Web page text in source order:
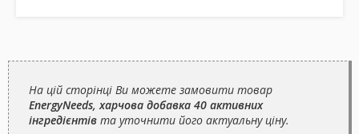
На цій сторінці Ви можете замовити товар
EnergyNeeds, харчова добавка 40 активних
інгредієнтів та уточнити його актуальну ціну.